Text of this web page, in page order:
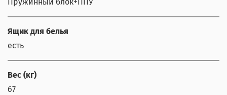
Ящик для белья
есть
Вес (кг)
67